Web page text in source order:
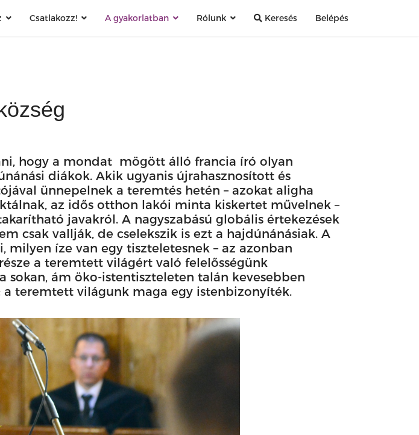
Csatlakozz! A gyakorlatban Rólunk Keresés Belépés
hogy a mondat mögött álló francia író olyan
diákok. Akik ugyanis újrahasznosított és
ünnepelnek a teremtés hetén – azokat aligha
az idős otthon lakói minta kiskertet művelnek –
javakról. A nagyszabású globális értekezések
csak vallják, de cselekszik is ezt a hajdúnánásiak. A
íze van egy tiszteletesnek – az azonban
a teremtett világért való felelősségünk
ám öko-istentiszteleten talán kevesebben
teremtett világunk maga egy istenbizonyíték.